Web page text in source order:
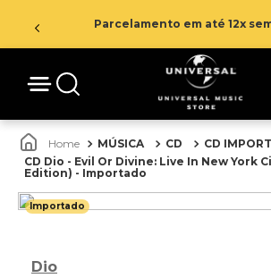
Parcelamento em até 12x
MÚSICA CD
CD
CD Dio - Evil Or Divine: Live In New York
Edition) - Importado
Importado
Dio